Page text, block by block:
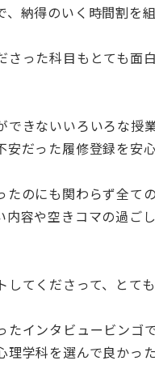
、納得のいく時間割を
さった科目もとても面
できないいろいろな授
だった履修登録を安
たのにも関わらず全て
内容や空きコマの過ご
てくださって、とて
たインタビュービンゴ
理学科を選んで良かっ